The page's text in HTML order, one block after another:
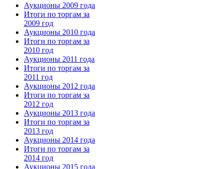
Аукционы 2009 года
Итоги по торгам за
2009 год
Аукционы 2010 года
Итоги по торгам за
2010 год
Аукционы 2011 года
Итоги по торгам за
2011 год
Аукционы 2012 года
Итоги по торгам за
2012 год
Аукционы 2013 года
Итоги по торгам за
2013 год
Аукционы 2014 года
Итоги по торгам за
2014 год
Аукционы 2015 года